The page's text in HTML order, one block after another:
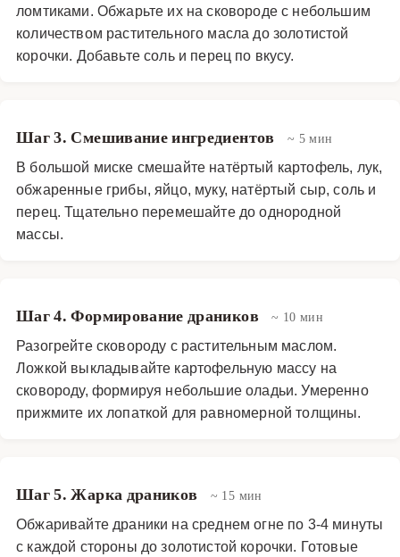
ломтиками. Обжарьте их на сковороде с небольшим
количеством растительного масла до золотистой
корочки. Добавьте соль и перец по вкусу.
Шаг 3. Смешивание ингредиентов ~ 5 мин
В большой миске смешайте натёртый картофель, лук,
обжаренные грибы, яйцо, муку, натёртый сыр, соль и
перец. Тщательно перемешайте до однородной
массы.
Шаг 4. Формирование драников ~ 10 мин
Разогрейте сковороду с растительным маслом.
Ложкой выкладывайте картофельную массу на
сковороду, формируя небольшие оладьи. Умеренно
прижмите их лопаткой для равномерной толщины.
Шаг 5. Жарка драников ~ 15 мин
Обжаривайте драники на среднем огне по 3-4 минуты
с каждой стороны до золотистой корочки. Готовые